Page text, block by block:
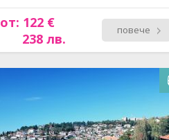
от: 122 €
238 лв.
повече